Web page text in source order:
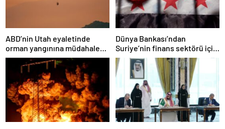
ABD’nin Utah eyaletinde
orman yangınına müdahale
eden helikopter düştü
Dünya Bankası’ndan
Suriye’nin finans sektörü için
100 milyon dolarlık hibe